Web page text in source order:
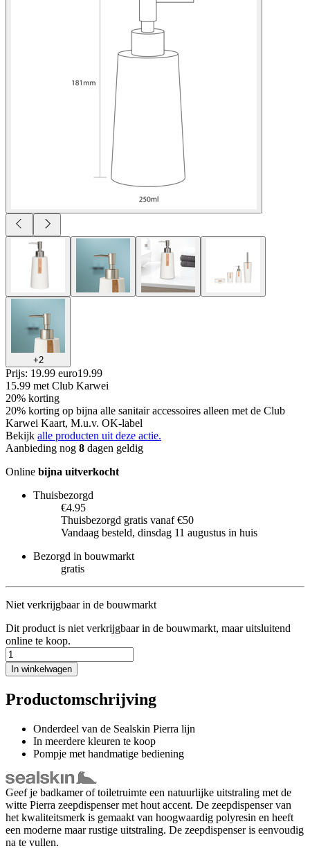
+2
Prijs: 19.99 euro19.99
15.99 met Club Karwei
20% korting
20% korting op bijna alle sanitair accessoires alleen met de Club
Karwei Kaart, M.u.v. OK-label
Bekijk alle producten uit deze actie.
Aanbieding nog 8 dagen geldig
Online bijna uitverkocht
Thuisbezorgd
€4.95
Thuisbezorgd gratis vanaf €50
Vandaag besteld, dinsdag 11 augustus in huis
Bezorgd in bouwmarkt
gratis
Niet verkrijgbaar in de bouwmarkt
Dit product is niet verkrijgbaar in de bouwmarkt, maar uitsluitend
online te koop.
In winkelwagen
Productomschrijving
Onderdeel van de Sealskin Pierra lijn
In meerdere kleuren te koop
Pompje met handmatige bediening
Geef je badkamer of toiletruimte een natuurlijke uitstraling met de
witte Pierra zeepdispenser met hout accent. De zeepdispenser van
het kwaliteitsmerk is gemaakt van hoogwaardig polyresin en heeft
een moderne maar rustige uitstraling. De zeepdispenser is eenvoudig
na te vullen.